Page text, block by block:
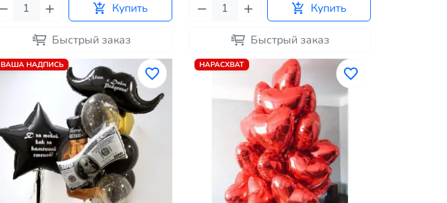
Купить
Быстрый заказ
Купить
Быстрый заказ
ВАША НАДПИСЬ НАРАСХВАТ